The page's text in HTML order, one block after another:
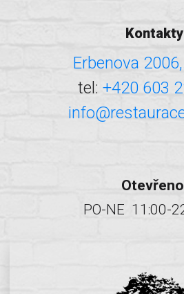
Kontakty
Erbenova
tel: +420 603
Otevřeno
PO-NE 11:00-